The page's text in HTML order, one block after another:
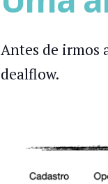
Antes de irmos
dealflow.